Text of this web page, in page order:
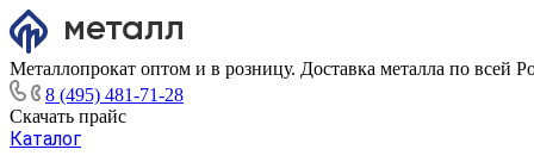
Металлопрокат оптом и в розницу. Доставка металла по всей
8 (495) 481-71-28
Скачать прайс
Каталог